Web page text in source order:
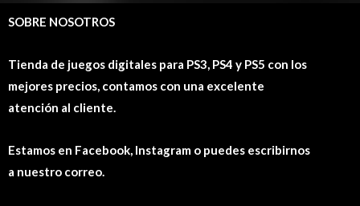
SOBRE NOSOTROS
Tienda de juegos digitales para PS3, PS4 y PS5 con los
mejores precios, contamos con una excelente
atención al cliente.
Estamos en Facebook, Instagram o puedes escribirnos
a nuestro correo.